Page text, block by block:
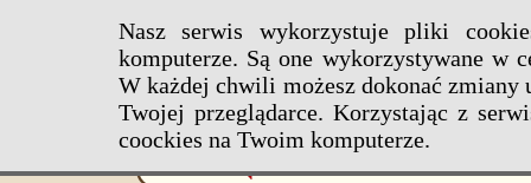
Nasz serwis wykorzystuje pliki
komputerze. Są one wykorzystywane w
W każdej chwili możesz dokonać
Twojej przeglądarce. Korzystając z
coockies na Twoim komputerze.